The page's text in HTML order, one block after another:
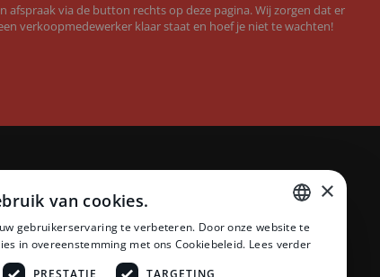
afspraak via de button rechts op deze pagina. Wij zorgen dat er
verkoopmedewerker klaar staat en hoef je niet te wachten!
Merken
Quick-Step laminaat
Floer PVC MEGAMAT©
Floer laminaat
Ambiant laminaat
DUTCH
×
van cookies.
gebruikerservaring te verbeteren. Door onze website te
in overeenstemming met ons Cookiebeleid. Lees verder
PRESTATIE TARGETING